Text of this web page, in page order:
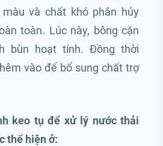
và chất khó phân hủy
toàn. Lúc này, bông cặn
bùn hoạt tính. Đồng thời
vào để bổ sung chất trợ
keo tụ để xử lý nước thải
thể hiện ở: